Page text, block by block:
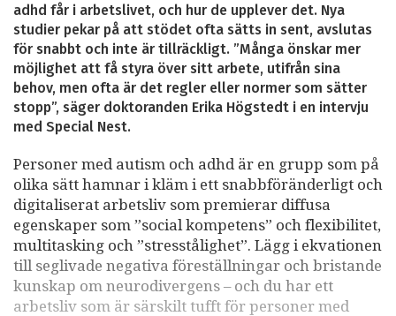
adhd får i arbetslivet, och hur de upplever det. Nya
studier pekar på att stödet ofta sätts in sent, avslutas
för snabbt och inte är tillräckligt. ”Många önskar mer
möjlighet att få styra över sitt arbete, utifrån sina
behov, men ofta är det regler eller normer som sätter
stopp”, säger doktoranden Erika Högstedt i en intervju
med Special Nest.
Personer med autism och adhd är en grupp som på
olika sätt hamnar i kläm i ett snabbföränderligt och
digitaliserat arbetsliv som premierar diffusa
egenskaper som ”social kompetens” och flexibilitet,
multitasking och ”stresstålighet”. Lägg i ekvationen
till seglivade negativa föreställningar och bristande
kunskap om neurodivergens – och du har ett
arbetsliv som är särskilt tufft för personer med